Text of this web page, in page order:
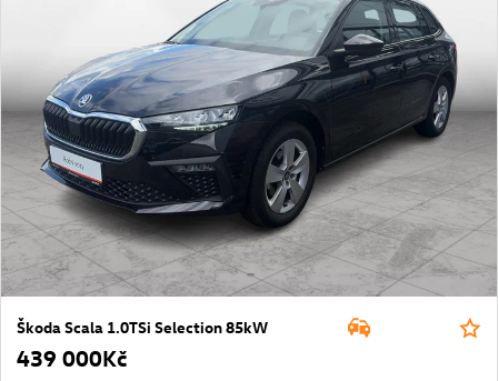
Škoda Scala 1.0TSi Selection 85kW
439 000Kč